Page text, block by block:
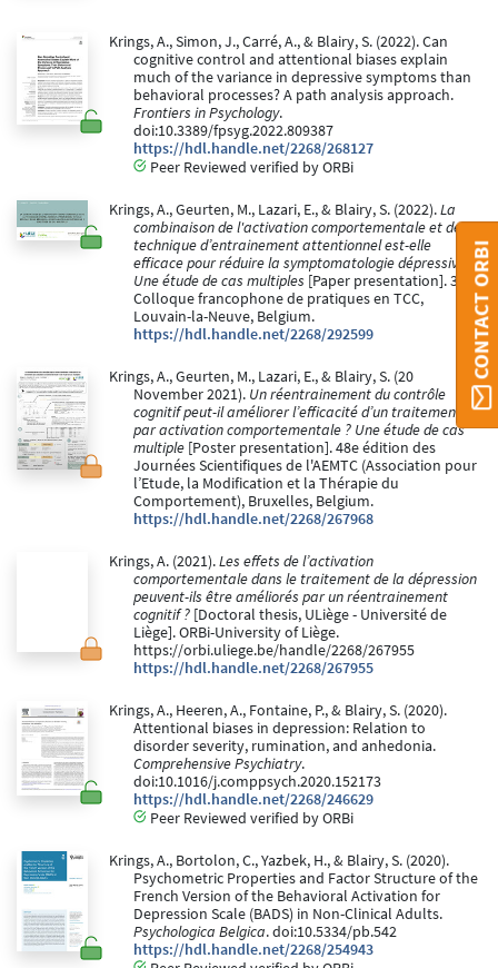
Krings, A., Simon, J., Carré, A., & Blairy, S. (2022). Can
cognitive control and attentional biases explain
much of the variance in depressive symptoms than
behavioral processes? A path analysis approach.
Frontiers in Psychology.
doi:10.3389/fpsyg.2022.809387
https://hdl.handle.net/2268/268127
Peer Reviewed verified by ORBi
Krings, A., Geurten, M., Lazari, E., & Blairy, S. (2022).La
combinaison de l'activation comportementale et de la
technique d’entrainement attentionnel est-elle
efficace pour réduire la symptomatologie dépressive ?
Une étude de cas multiples [Paper presentation]. 3e
Colloque francophone de pratiques en TCC,
Louvain-la-Neuve, Belgium.
https://hdl.handle.net/2268/292599
Krings, A., Geurten, M., Lazari, E., & Blairy, S. (20
November 2021). Un réentrainement du contrôle
cognitif peut-il améliorer l’efficacité d’un traitement
par activation comportementale ? Une étude de cas
multiple [Poster presentation]. 48e édition des
Journées Scientifiques de l'AEMTC (Association pour
l’Etude, la Modification et la Thérapie du
Comportement), Bruxelles, Belgium.
https://hdl.handle.net/2268/267968
Krings, A. (2021).Les effets de l’activation
comportementale dans le traitement de la dépression
peuvent-ils être améliorés par un réentrainement
cognitif ? [Doctoral thesis, ULiège - Université de
Liège]. ORBi-University of Liège.
https://orbi.uliege.be/handle/2268/267955
https://hdl.handle.net/2268/267955
Krings, A., Heeren, A., Fontaine, P., & Blairy, S. (2020).
Attentional biases in depression: Relation to
disorder severity, rumination, and anhedonia.
Comprehensive Psychiatry.
doi:10.1016/j.comppsych.2020.152173
https://hdl.handle.net/2268/246629
Peer Reviewed verified by ORBi
Krings, A., Bortolon, C., Yazbek, H., & Blairy, S. (2020).
Psychometric Properties and Factor Structure of the
French Version of the Behavioral Activation for
Depression Scale (BADS) in Non-Clinical Adults.
Psychologica Belgica. doi:10.5334/pb.542
https://hdl.handle.net/2268/254943
CONTACT ORBI